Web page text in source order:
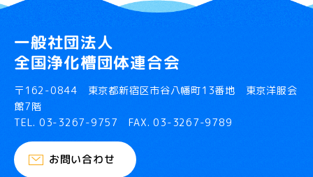
一般社団法人
全国浄化槽団体連合会
〒162-0844 東京都新宿区市谷八幡町13番地 東京洋服会
館7階
TEL. 03-3267-9757 FAX. 03-3267-9789
お問い合わせ